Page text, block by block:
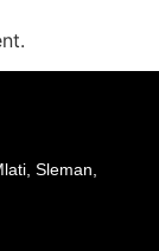
Sleman,